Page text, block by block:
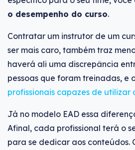
o desempenho do curso.
Contratar um instrutor de um
ser mais caro, também traz
haverá ali uma discrepância
pessoas que foram treinadas, e
profissionais capazes de utilizar
Já no modelo EAD essa
Afinal, cada profissional terá o
para se dedicar aos conteúdos.